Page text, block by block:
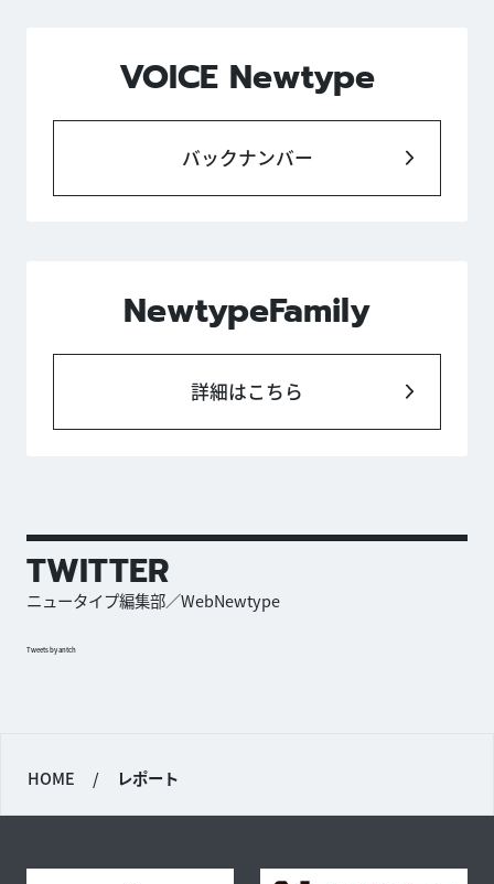
VOICE Newtype
バックナンバー
NewtypeFamily
詳細はこちら
TWITTER
ニュータイプ編集部／WebNewtype
Tweets by antch
HOME / レポート